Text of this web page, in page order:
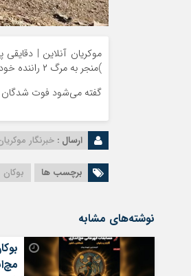
)منجر به مرگ ۲ راننده خودروها شد.
گفته می‌شود فوت
ارسال : خبرنگار
برچسب ها بوکان
نوشته‌های مشابه